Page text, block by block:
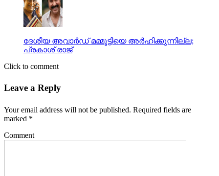
ദേശീയ അവാര്‍ഡ് മമ്മൂട്ടിയെ അര്‍ഹിക്കുന്നില്ല;
പ്രകാശ് രാജ്
Click to comment
Leave a Reply
Your email address will not be published. Required fields are
marked *
Comment